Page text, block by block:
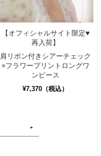
【オフィシャルサイト限定♥
再入荷】
肩リボン付きシアーチェック
×フラワープリントロングワ
ンピース
¥7,370（税込）